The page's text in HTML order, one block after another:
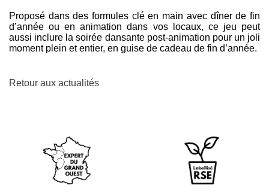
Proposé dans des formules clé en main avec dîner de fin
d’année ou en animation dans vos locaux, ce jeu peut
aussi inclure la soirée dansante post-animation pour un joli
moment plein et entier, en guise de cadeau de fin d’année.
Retour aux actualités